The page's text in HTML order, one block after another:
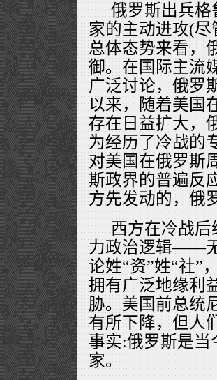
俄罗斯出兵格
家的主动进攻(
总体态势来看，
御。在国际主流
广泛讨论，俄罗
以来，随着美国
存在日益扩大，
为经历了冷战的
对美国在俄罗斯
斯政界的普遍反
方先发动的，俄
西方在冷战
力政治逻辑——
论姓“资”姓“社”
拥有广泛地缘利
胁。美国前总统
有所下降，但人
事实:俄罗斯是
家。